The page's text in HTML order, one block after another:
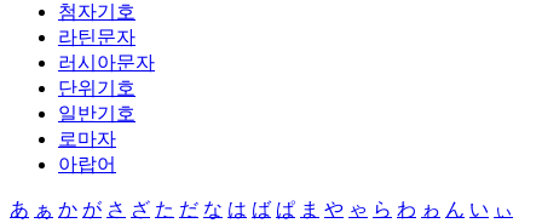
첨자기호
라틴문자
러시아문자
단위기호
일반기호
로마자
아랍어
あ ぁ か が さ ざ た だ な は ば ぱ ま や ゃ ら わ ゎ ん い ぃ